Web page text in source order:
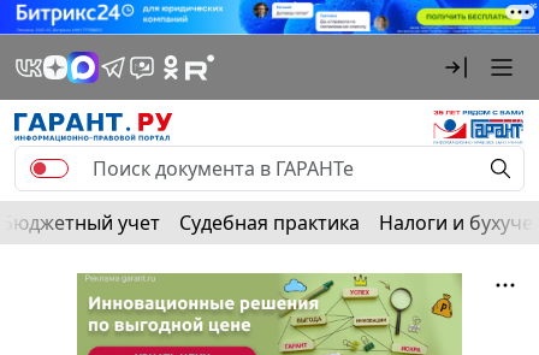
Бюджетный учет Судебная практика Налоги и